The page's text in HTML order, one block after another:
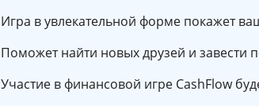
Игра в увлекательной форме покажет
Поможет найти новых друзей и завести
Участие в финансовой игре CashFlow